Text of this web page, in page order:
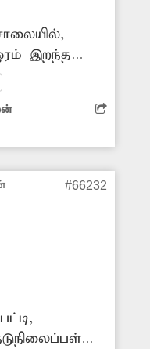
இறந்த
வீசி
துர்நாற்றம்,
கடும்
#66232